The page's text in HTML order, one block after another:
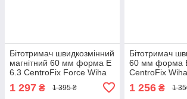
Бітотримач швидкозмінний
магнітний 60 мм форма E
6.3 CentroFix Force Wiha
1 297 ₴ 1 395 ₴
Бітотримач
60 мм форма
CentroFix
1 256₴ 1